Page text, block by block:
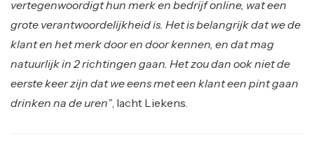
vertegenwoordigt hun merk en bedrijf online, wat een
grote verantwoordelijkheid is. Het is belangrijk dat we de
klant en het merk door en door kennen, en dat mag
natuurlijk in 2 richtingen gaan. Het zou dan ook niet de
eerste keer zijn dat we eens met een klant een pint gaan
drinken na de uren” , lacht Liekens.